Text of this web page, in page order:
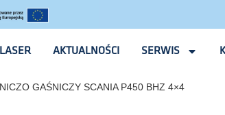
AKTUALNOŚCI SERWIS
GAŚNICZY SCANIA P450 BHZ 4×4